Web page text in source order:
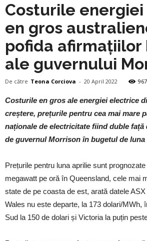
Costurile
en gros
pofida
ale guvernului
De către Teona Corciova - 20 April 2022 967
Costurile en gros ale energiei electrice
creștere, prețurile pentru cea mai mare
naționale de electricitate fiind duble față
de guvernul Morrison în bugetul de luna
Prețurile pentru luna aprilie sunt
megawatt pe oră în Queensland, cele mai
state de pe coasta de est, arată datele
Wales nu este departe, la 173 dolari/MWh,
Sud la 150 de dolari și Victoria la puțin